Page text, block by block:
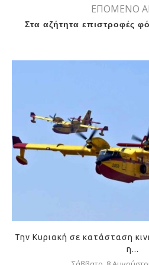
ΕΠΟΜΕΝΟ
Στα αζήτητα επιστροφές
Την Κυριακή σε κατάσταση
η...